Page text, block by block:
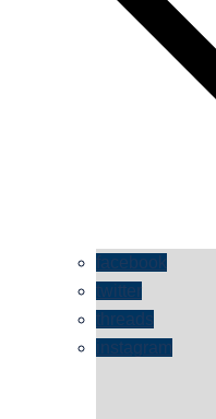
facebook
twitter
threads
instagram